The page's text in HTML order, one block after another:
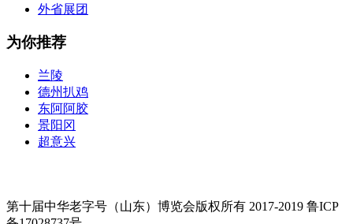
外省展团
为你推荐
兰陵
德州扒鸡
东阿阿胶
景阳冈
超意兴
第十届中华老字号（山东）博览会版权所有 2017-2019 鲁ICP